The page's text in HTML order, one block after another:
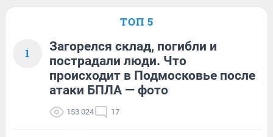
ТОП 5
1
Загорелся склад, погибли и
пострадали люди. Что
происходит в Подмосковье после
атаки БПЛА — фото
153 024 17